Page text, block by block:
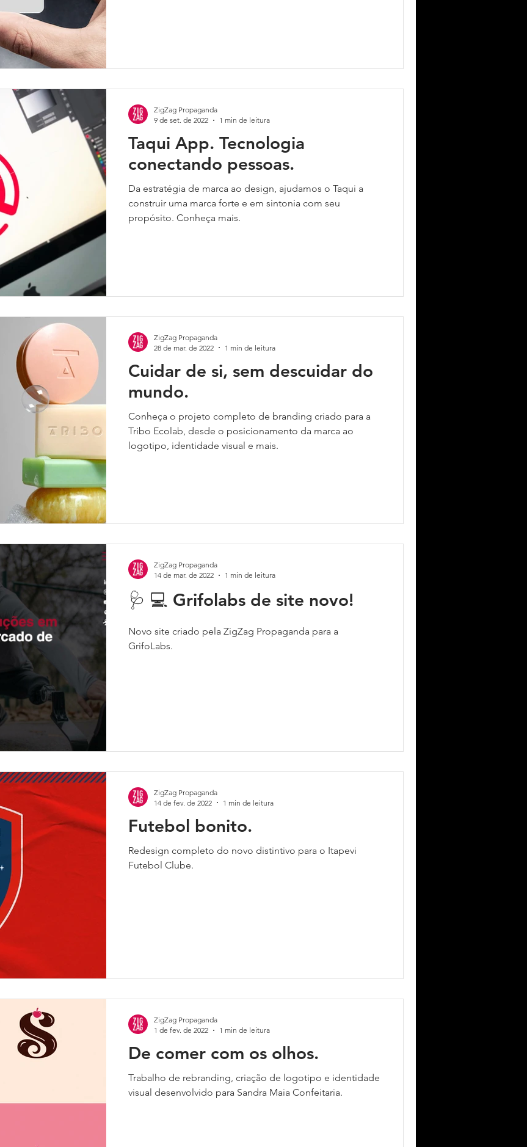
Taqui App. Tecnologia
conectando pessoas.
Da estratégia de marca ao design, ajudamos o Taqui a
construir uma marca forte e em sintonia com seu
propósito. Conheça mais.
ZigZag Propaganda
9 de set. de 2022
1 min de leitura
Cuidar de si, sem descuidar do
mundo.
Conheça o projeto completo de branding criado para a
Tribo Ecolab, desde o posicionamento da marca ao
logotipo, identidade visual e mais.
ZigZag Propaganda
28 de mar. de 2022
1 min de leitura
🩺 💻 Grifolabs de site novo!
Novo site criado pela ZigZag Propaganda para a
GrifoLabs.
ZigZag Propaganda
14 de mar. de 2022
1 min de leitura
Futebol bonito.
Redesign completo do novo distintivo para o Itapevi
Futebol Clube.
ZigZag Propaganda
14 de fev. de 2022
1 min de leitura
De comer com os olhos.
Trabalho de rebranding, criação de logotipo e identidade
visual desenvolvido para Sandra Maia Confeitaria.
ZigZag Propaganda
1 de fev. de 2022
1 min de leitura